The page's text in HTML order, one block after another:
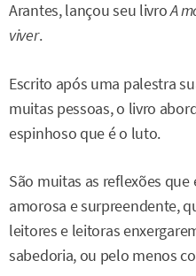
Arantes, lançou seu livroA
viver.
Escrito após uma palestra
muitas pessoas, o livro
espinhoso que é o luto.
São muitas as reflexões
amorosa e surpreendente,
leitores e leitoras
sabedoria, ou pelo menos